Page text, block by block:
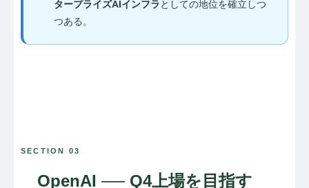
タープライズAIインフラ としての地位を確立しつ
つある。
SECTION 03
OpenAI ── Q4上場を目指す